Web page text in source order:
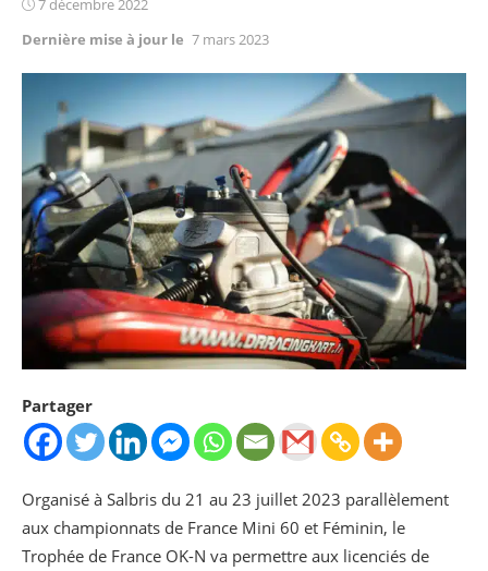
7 décembre 2022
Dernière mise à jour le 7 mars 2023
Partager
Organisé à Salbris du 21 au 23 juillet 2023 parallèlement
aux championnats de France Mini 60 et Féminin, le
Trophée de France OK-N va permettre aux licenciés de